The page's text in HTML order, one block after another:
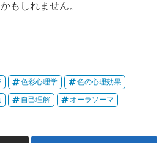
もしれません。
色彩心理学 色の心理効果
自己理解 オーラソーマ